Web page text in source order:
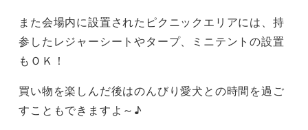
また会場内に設置されたピクニックエリアには、持
参したレジャーシートやタープ、ミニテントの設置
もＯＫ！
買い物を楽しんだ後はのんびり愛犬との時間を過ご
すこともできますよ～♪